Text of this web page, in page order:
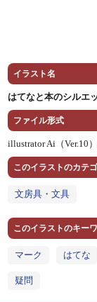
イラスト名
はてなと本のシルエ
ファイル形式
illustrator Ai（Ver.10
このイラストのカテ
文房具・文具
このイラストのキー
マーク はてな
疑問